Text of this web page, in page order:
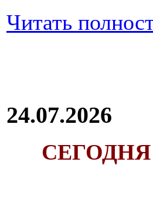
Читать
24.07.2026